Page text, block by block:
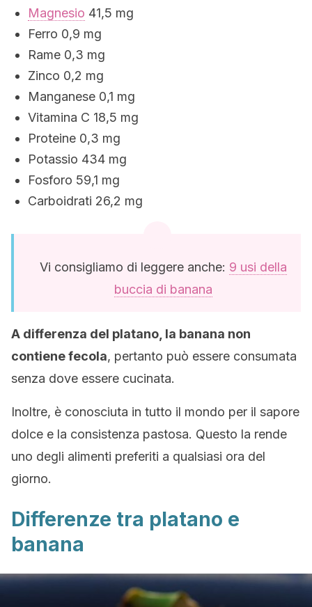
Magnesio 41,5 mg
Ferro 0,9 mg
Rame 0,3 mg
Zinco 0,2 mg
Manganese 0,1 mg
Vitamina C 18,5 mg
Proteine 0,3 mg
Potassio 434 mg
Fosforo 59,1 mg
Carboidrati 26,2 mg
Vi consigliamo di leggere anche: 9 usi della
buccia di banana
A differenza del platano, la banana non
contiene fecola, pertanto può essere consumata
senza dove essere cucinata.
Inoltre, è conosciuta in tutto il mondo per il sapore
dolce e la consistenza pastosa. Questo la rende
uno degli alimenti preferiti a qualsiasi ora del
giorno.
Differenze tra platano e
banana